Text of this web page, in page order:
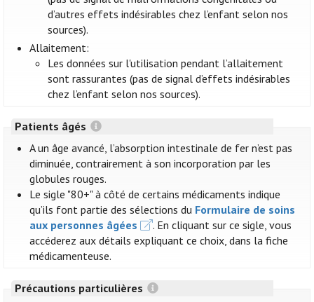
d’autres effets indésirables chez l’enfant selon nos
sources).
Allaitement:
Les données sur l'utilisation pendant l’allaitement
sont rassurantes (pas de signal d’effets indésirables
chez l’enfant selon nos sources).
Patients âgés
A un âge avancé, l’absorption intestinale de fer n’est pas
diminuée, contrairement à son incorporation par les
globules rouges.
Le sigle "80+" à côté de certains médicaments indique
qu’ils font partie des sélections du Formulaire de soins
aux personnes âgées
. En cliquant sur ce sigle, vous
accéderez aux détails expliquant ce choix, dans la fiche
médicamenteuse.
Précautions particulières